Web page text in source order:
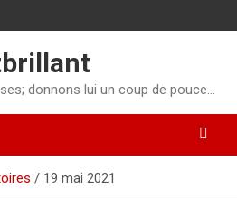
donnons lui un coup de pouce…
19 mai 2021